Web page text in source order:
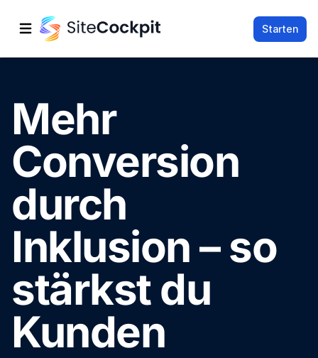
Hauptmenü öffnen Starten
Mehr
Conversion
durch
Inklusion – so
stärkst du
Kunden